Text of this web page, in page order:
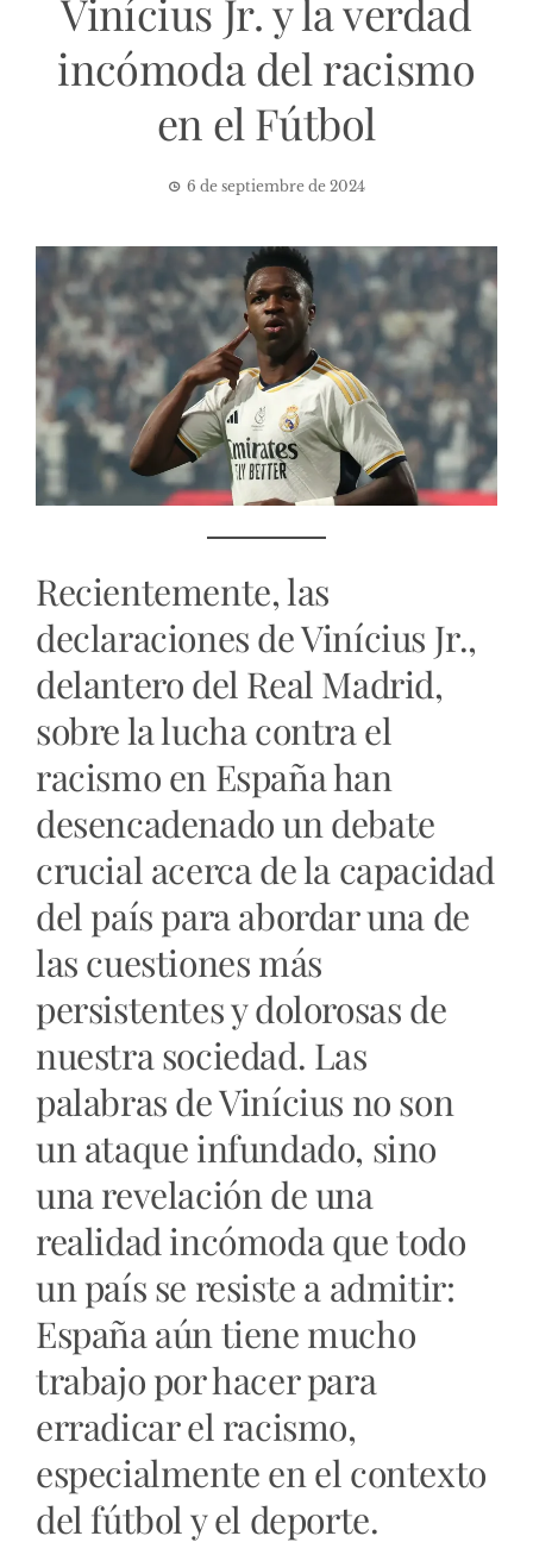
Vinícius Jr. y la verdad
incómoda del racismo
en el Fútbol
6 de septiembre de 2024
Recientemente, las
declaraciones de Vinícius Jr.,
delantero del Real Madrid,
sobre la lucha contra el
racismo en España han
desencadenado un debate
crucial acerca de la capacidad
del país para abordar una de
las cuestiones más
persistentes y dolorosas de
nuestra sociedad. Las
palabras de Vinícius no son
un ataque infundado, sino
una revelación de una
realidad incómoda que todo
un país se resiste a admitir:
España aún tiene mucho
trabajo por hacer para
erradicar el racismo,
especialmente en el contexto
del fútbol y el deporte.